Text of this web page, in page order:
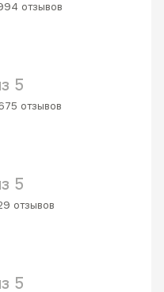
отзывов
5
отзывов
5
отзывов
5